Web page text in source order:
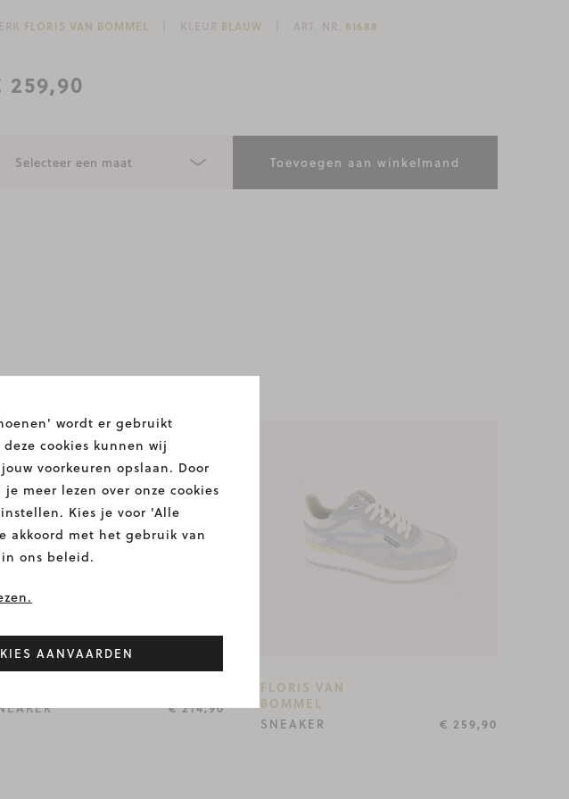
FLORIS VAN BOMMEL KLEUR BLAUW ART. NR. 81688
259,90
Toevoegen aan winkelmand
€ 214,90
FLORIS VAN
BOMMEL
SNEAKER
€ 259,90
wordt er gebruikt
cookies kunnen wij
voorkeuren opslaan. Door
meer lezen over onze cookies
Kies je voor 'Alle
akkoord met het gebruik van
ons beleid.
AANVAARDEN